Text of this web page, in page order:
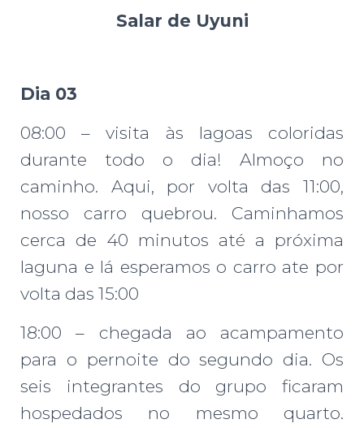
Salar de Uyuni
Dia 03
08:00 – visita às lagoas coloridas
durante todo o dia! Almoço no
caminho. Aqui, por volta das 11:00,
nosso carro quebrou. Caminhamos
cerca de 40 minutos até a próxima
laguna e lá esperamos o carro ate por
volta das 15:00
18:00 – chegada ao acampamento
para o pernoite do segundo dia. Os
seis integrantes do grupo ficaram
hospedados no mesmo quarto.